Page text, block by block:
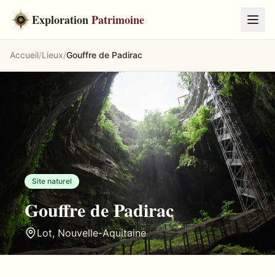
ExplorationPatrimoine
Accueil/Lieux/Gouffre de Padirac
Site naturel
Gouffre de Padirac
Lot, Nouvelle-Aquitaine